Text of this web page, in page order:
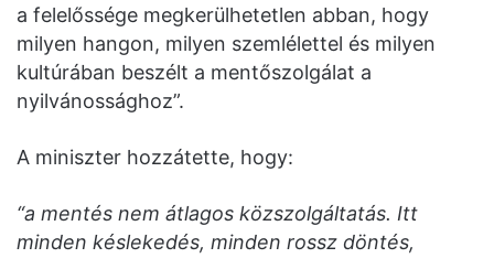
a felelőssége megkerülhetetlen abban, hogy
milyen hangon, milyen szemlélettel és milyen
kultúrában beszélt a mentőszolgálat a
nyilvánossághoz”.
A miniszter hozzátette, hogy:
“a mentés nem átlagos közszolgáltatás. Itt
minden késlekedés, minden rossz döntés,